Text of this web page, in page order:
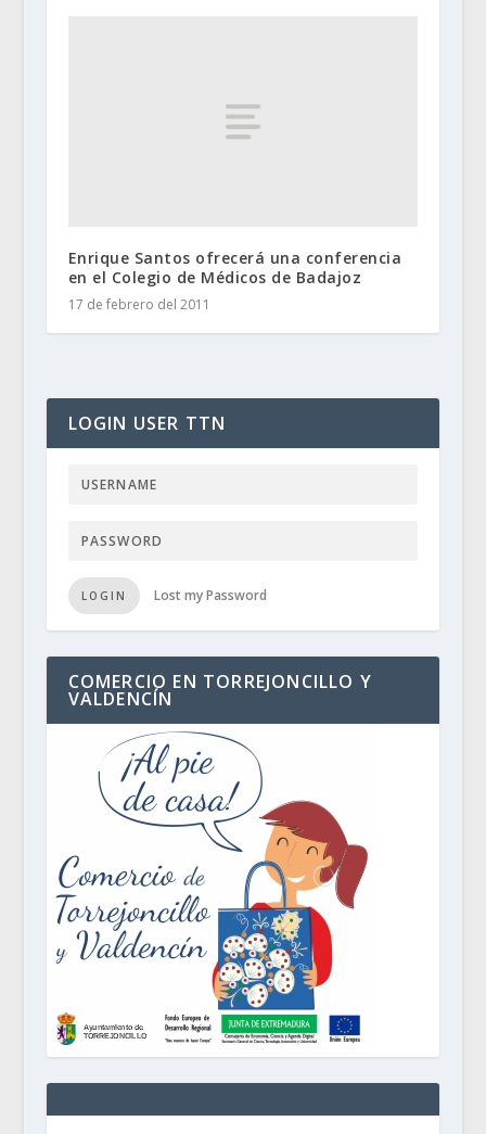
Enrique Santos ofrecerá una conferencia
en el Colegio de Médicos de Badajoz
17 de febrero del 2011
LOGIN USER TTN
LOGIN Lost my Password
COMERCIO EN TORREJONCILLO Y
VALDENCÍN